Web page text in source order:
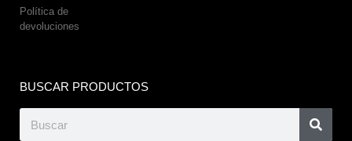
Política de
devoluciones
BUSCAR PRODUCTOS